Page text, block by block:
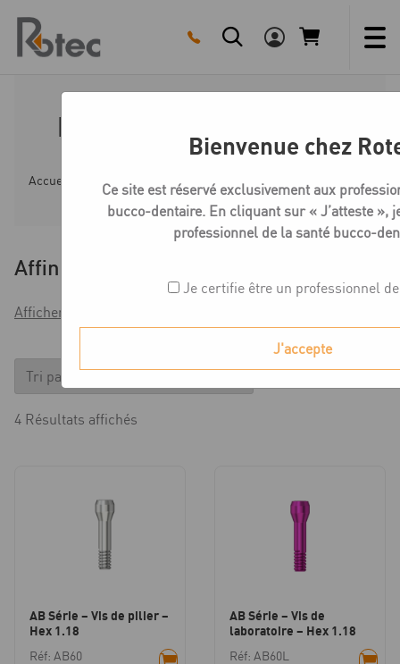
content
Medentika AB-Série Vis
Accueil Boutique Compatible Anthogyr Axiom Bone
Affiner
Afficher les filtres
4 Résultats affichés
AB Série – Vis de pilier –
Hex 1.18
Réf: AB60
AB Série – Vis de
laboratoire – Hex 1.18
Réf: AB60L
Bienvenue chez
Ce site est réservé exclusivement aux
bucco-dentaire. En cliquant sur « J’atteste »,
professionnel de la santé bucco-
Je certifie être un professionnel
J'accepte